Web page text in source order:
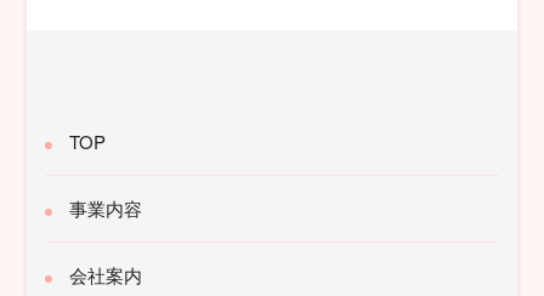
TOP
事業内容
会社案内